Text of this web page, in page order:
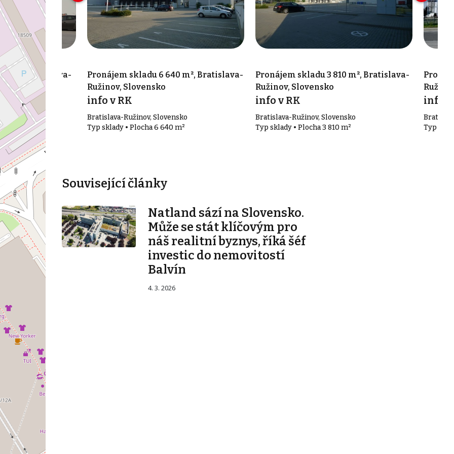
m², Bratislava-
Pronájem skladu 6 640 m², Bratislava-
Ružinov, Slovensko
info v RK
Bratislava-Ružinov, Slovensko
Typ sklady • Plocha 6 640 m²
Pronájem skladu 3 810 m², Bratislava-
Ružinov, Slovensko
info v RK
Bratislava-Ružinov, Slovensko
Typ sklady • Plocha 3 810 m²
info v
Typ
Související články
Natland sází na Slovensko.
Může se stát klíčovým pro
náš realitní byznys, říká šéf
investic do nemovitostí
Balvín
4. 3. 2026